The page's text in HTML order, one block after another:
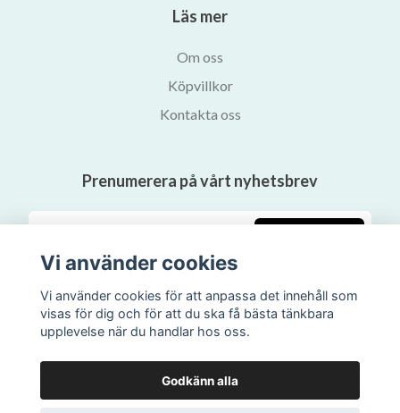
Läs mer
Om oss
Köpvillkor
Kontakta oss
Prenumerera på vårt nyhetsbrev
Vi använder cookies
Vi använder cookies för att anpassa det innehåll som
visas för dig och för att du ska få bästa tänkbara
upplevelse när du handlar hos oss.
Godkänn alla